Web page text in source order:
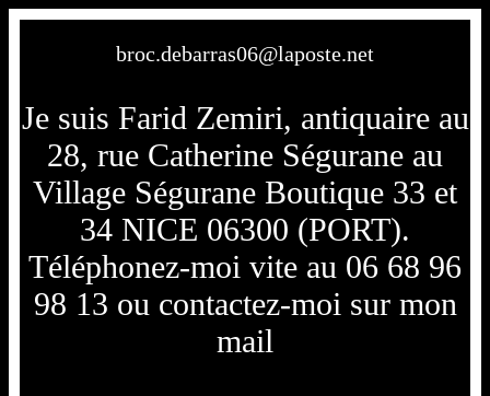
broc.debarras06@laposte.net
Je suis Farid Zemiri, antiquaire au
28, rue Catherine Ségurane au
Village Ségurane Boutique 33 et
34 NICE 06300 (PORT).
Téléphonez-moi vite au 06 68 96
98 13 ou contactez-moi sur mon
mail